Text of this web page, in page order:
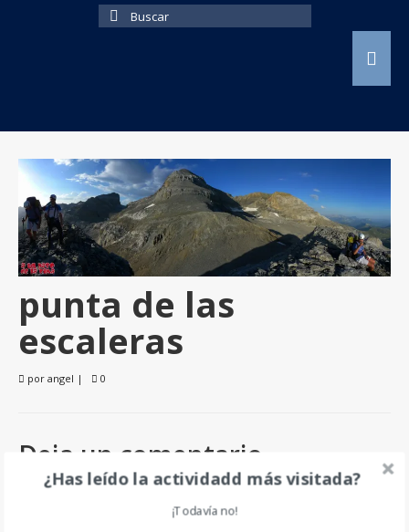
Buscar
punta de las
escaleras
por angel | 0
Deja un comentario
¿Has leído la actividadd más visitada?
¡Todavía no!